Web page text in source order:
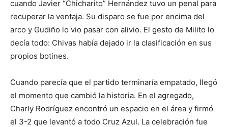
cuando Javier “Chicharito” Hernández tuvo un penal para
recuperar la ventaja. Su disparo se fue por encima del
arco y Gudiño lo vio pasar con alivio. El gesto de Milito lo
decía todo: Chivas había dejado ir la clasificación en sus
propios botines.
Cuando parecía que el partido terminaría empatado, llegó
el momento que cambió la historia. En el agregado,
Charly Rodríguez encontró un espacio en el área y firmó
el 3-2 que levantó a todo Cruz Azul. La celebración fue